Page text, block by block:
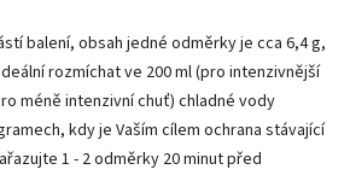
balení, obsah jedné odměrky je cca 6,4 g,
rozmíchat ve 200 ml (pro intenzivnější
méně intenzivní chuť) chladné vody
kdy je Vaším cílem ochrana stávající
1 - 2 odměrky 20 minut před